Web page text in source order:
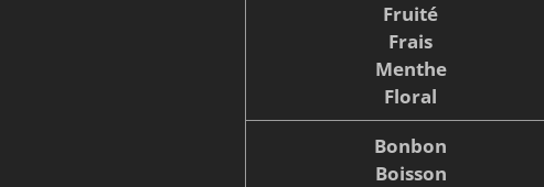
Fruité
Frais
Menthe
Floral
Bonbon
Boisson